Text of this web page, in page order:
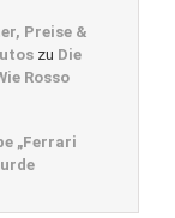
Preise &
zu Die
Rosso
„Ferrari